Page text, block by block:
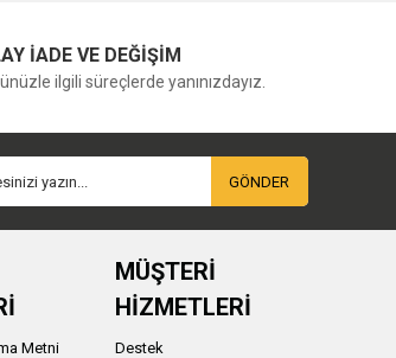
İADE VE DEĞİŞİM
ilgili süreçlerde yanınızdayız.
GÖNDER
Metni
MÜŞTERİ
HİZMETLERİ
Destek